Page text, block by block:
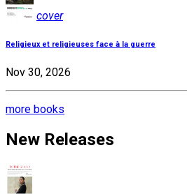
cover
Religieux et religieuses face à la guerre
Nov 30, 2026
more books
New Releases